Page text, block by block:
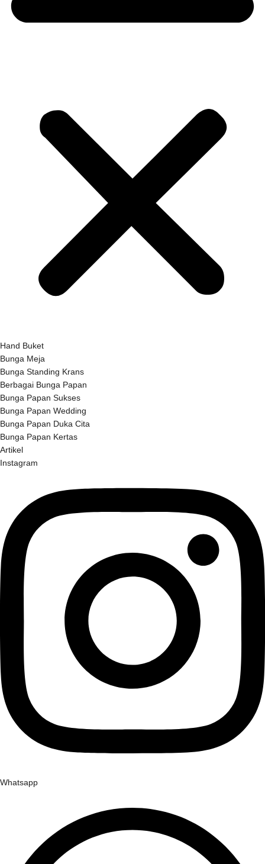
Hand Buket
Bunga Meja
Bunga Standing Krans
Berbagai Bunga Papan
Bunga Papan Sukses
Bunga Papan Wedding
Bunga Papan Duka Cita
Bunga Papan Kertas
Artikel
Instagram
Whatsapp